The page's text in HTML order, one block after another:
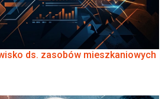
ds. zasobów mieszkaniowych